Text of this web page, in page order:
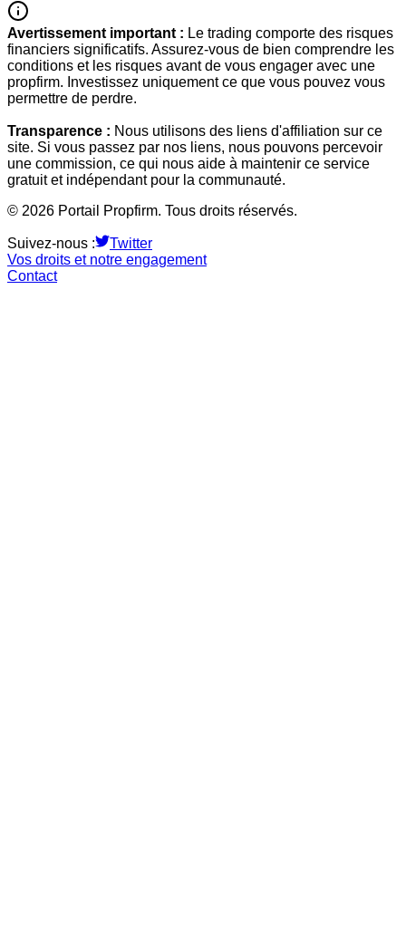
Avertissement important : Le trading comporte des risques
financiers significatifs. Assurez-vous de bien comprendre les
conditions et les risques avant de vous engager avec une
propfirm. Investissez uniquement ce que vous pouvez vous
permettre de perdre.
Transparence : Nous utilisons des liens d'affiliation sur ce
site. Si vous passez par nos liens, nous pouvons percevoir
une commission, ce qui nous aide à maintenir ce service
gratuit et indépendant pour la communauté.
© 2026 Portail Propfirm. Tous droits réservés.
Suivez-nous :
Twitter
Vos droits et notre engagement
Contact